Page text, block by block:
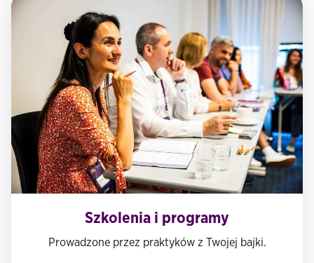
Szkolenia i programy
Prowadzone przez praktyków z Twojej bajki.